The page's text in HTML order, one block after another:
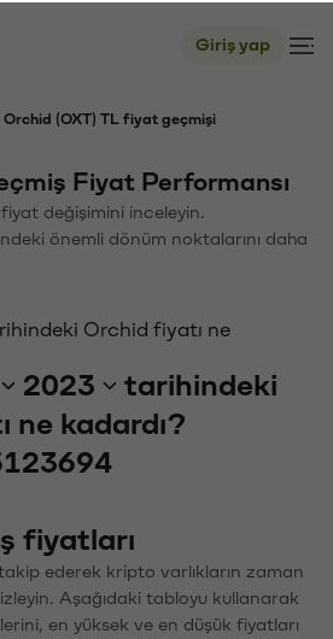
Giriş yap
Orchid (OXT) TL fiyat geçmişi
Fiyat Performansı
değişimini inceleyin.
önemli dönüm noktalarını daha
Orchid fiyatı ne
2023
tarihindeki
ne kadardı?
fiyatları
ederek kripto varlıkların zaman
Aşağıdaki tabloyu kullanarak
en yüksek ve en düşük fiyatları